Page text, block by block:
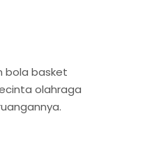
bola basket
olahraga